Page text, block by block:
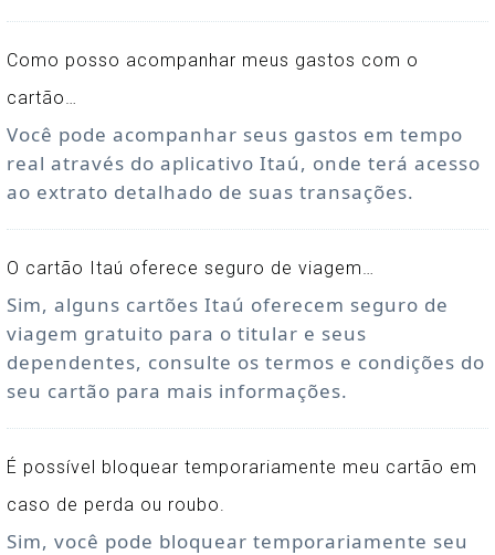
Como posso acompanhar meus gastos com o
cartão…
Você pode acompanhar seus gastos em tempo
real através do aplicativo Itaú, onde terá acesso
ao extrato detalhado de suas transações.
O cartão Itaú oferece seguro de viagem…
Sim, alguns cartões Itaú oferecem seguro de
viagem gratuito para o titular e seus
dependentes, consulte os termos e condições do
seu cartão para mais informações.
É possível bloquear temporariamente meu cartão em
caso de perda ou roubo.
Sim, você pode bloquear temporariamente seu